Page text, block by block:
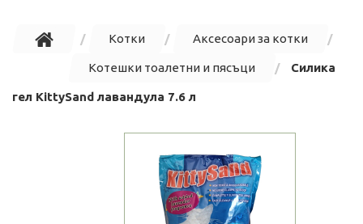
Котки Аксесоари за котки
Котешки тоалетни и пясъци Силика
гел KittySand лавандула 7.6 л